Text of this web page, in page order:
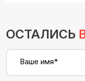
ОСТАЛИСЬ
Ваше имя*